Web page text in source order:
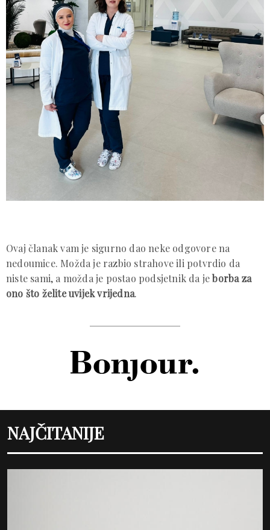
Ovaj članak vam je sigurno dao neke odgovore na
nedoumice. Možda je razbio strahove ili potvrdio da
niste sami, a možda je postao podsjetnik da jeborba za
ono što želite uvijek vrijedna.
NAJČITANIJE